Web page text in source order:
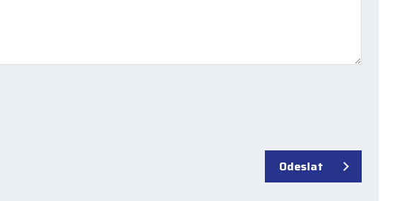
Odeslat